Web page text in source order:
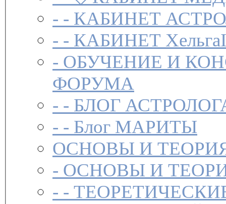
- - КАБИНЕТ
- - КАБИНЕТ ХельгаI
- ОБУЧЕНИЕ И
ФОРУМА
- - БЛОГ
- - Блог МАРИТЫ
ОСНОВЫ И
- ОСНОВЫ И
- -